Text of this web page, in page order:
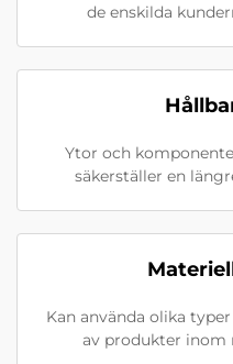
de enskilda
Ytor och
säkerställer en
Kan använda olika
av produkter inom